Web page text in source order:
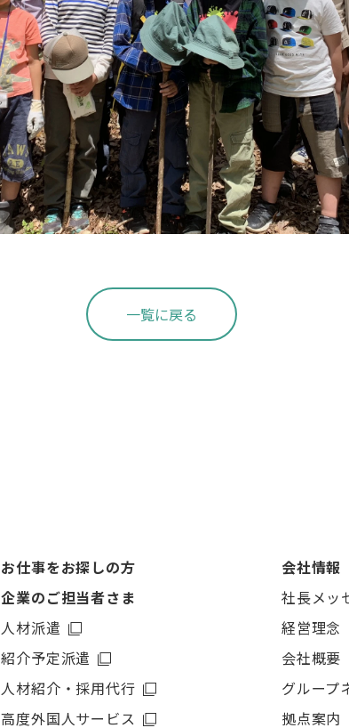
一覧に戻る
お仕事をお探しの方
企業のご担当者さま
人材派遣
紹介予定派遣
人材紹介・採用代行
高度外国人サービス
会社情報
社長メッ
経営理念
会社概要
グループ
拠点案内